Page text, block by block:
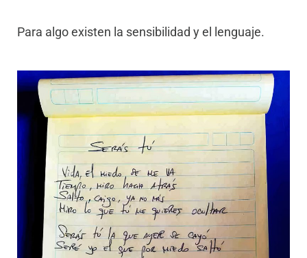
Para algo existen la sensibilidad y el lenguaje.